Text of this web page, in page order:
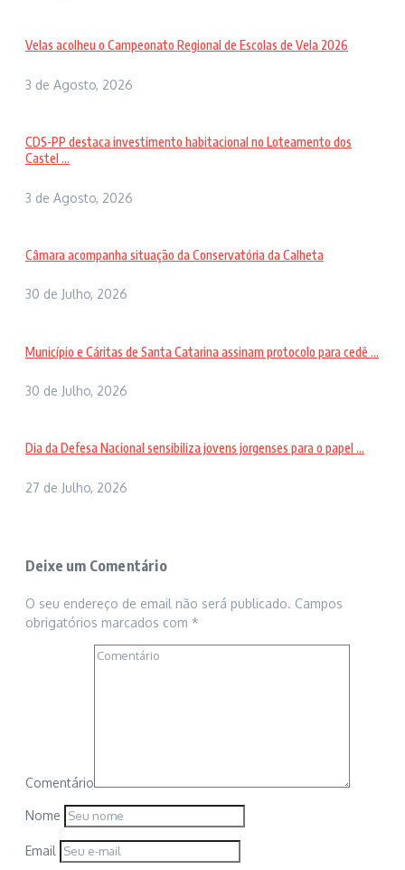
Velas acolheu o Campeonato Regional de Escolas de Vela 2026
3 de Agosto, 2026
CDS-PP destaca investimento habitacional no Loteamento dos
Castel ...
3 de Agosto, 2026
Câmara acompanha situação da Conservatória da Calheta
30 de Julho, 2026
Município e Cáritas de Santa Catarina assinam protocolo para cedê ...
30 de Julho, 2026
Dia da Defesa Nacional sensibiliza jovens jorgenses para o papel ...
27 de Julho, 2026
Deixe um Comentário
O seu endereço de email não será publicado. Campos
obrigatórios marcados com *
Comentário
Nome
Email